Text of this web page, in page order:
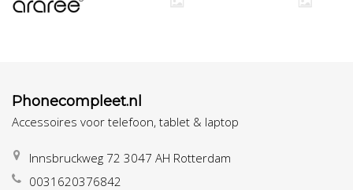
Phonecompleet.nl
Accessoires voor telefoon, tablet & laptop
Innsbruckweg 72 3047 AH Rotterdam
0031620376842